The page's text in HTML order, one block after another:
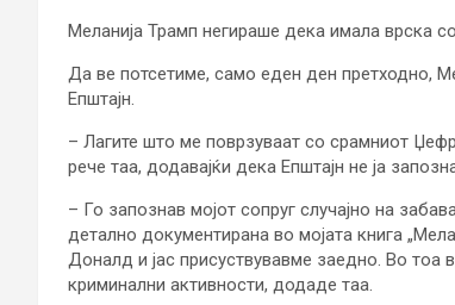
Меланија Трамп негираше дека имала врска
Да ве потсетиме, само еден ден претходно,
Епштајн.
– Лагите што ме поврзуваат со срамниот
рече таа, додавајќи дека Епштајн не ја
– Го запознав мојот сопруг случајно на
детално документирана во мојата книга
Доналд и јас присуствувавме заедно. Во тоа
криминални активности, додаде таа.